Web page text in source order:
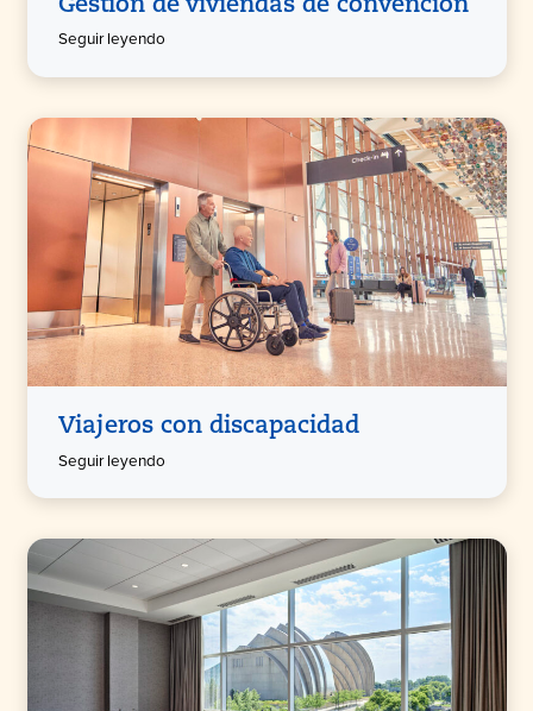
Gestión de viviendas de convención
Seguir leyendo
Viajeros con discapacidad
Seguir leyendo